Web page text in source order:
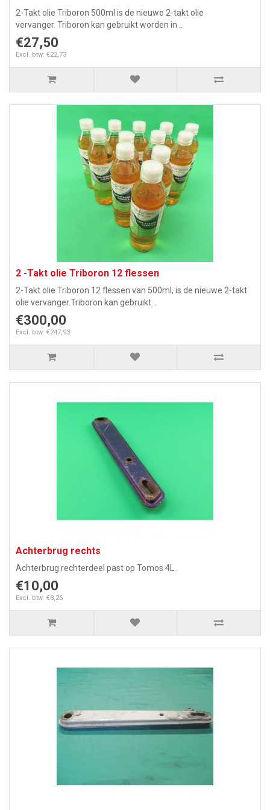
2-Takt olie Triboron 500ml is de nieuwe 2-takt olie
vervanger. Triboron kan gebruikt worden in ..
€27,50
Excl. btw: €22,73
2 -Takt olie Triboron 12 flessen
2-Takt olie Triboron 12 flessen van 500ml, is de nieuwe 2-takt
olie vervanger.Triboron kan gebruikt ..
€300,00
Excl. btw: €247,93
Achterbrug rechts
Achterbrug rechterdeel past op Tomos 4L..
€10,00
Excl. btw: €8,26